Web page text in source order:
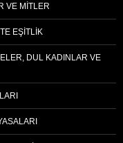
VE MITLER
EŞITLIK
DUL KADINLAR VE